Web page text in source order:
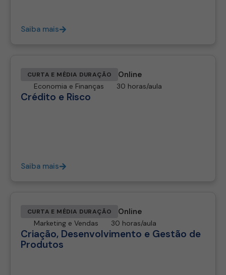
Saiba mais
CURTA E MÉDIA DURAÇÃO Online
Economia e Finanças 30 horas/aula
Crédito e Risco
Saiba mais
CURTA E MÉDIA DURAÇÃO Online
Marketing e Vendas 30 horas/aula
Criação, Desenvolvimento e Gestão de
Produtos